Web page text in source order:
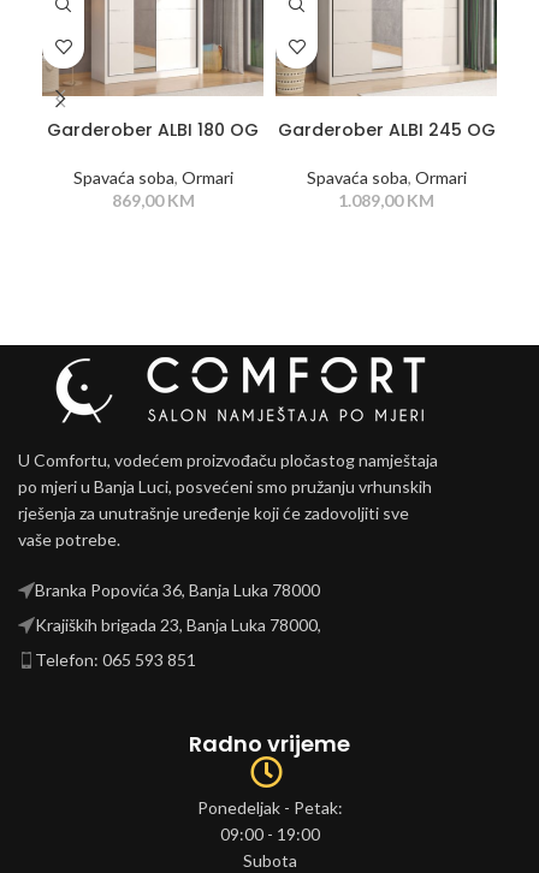
Garderober ALBI 180 OG
Spavaća soba, Ormari
869,00KM
Garderober ALBI 245 OG
Spavaća soba, Ormari
1.089,00KM
U Comfortu, vodećem proizvođaču pločastog namještaja
po mjeri u Banja Luci, posvećeni smo pružanju vrhunskih
rješenja za unutrašnje uređenje koji će zadovoljiti sve
vaše potrebe.
Branka Popovića 36, Banja Luka 78000
Krajiških brigada 23, Banja Luka 78000,
Telefon: 065 593 851
Radno vrijeme
Ponedeljak - Petak:
09:00 - 19:00
Subota